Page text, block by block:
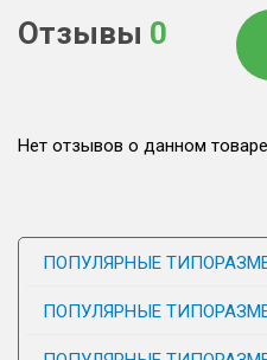
Отзывы 0
Нет отзывов о данном
ПОПУЛЯРНЫЕ
ПОПУЛЯРНЫЕ